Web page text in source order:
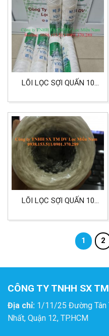
LÕI LỌC SỢI QUẤN 10
AQUA LỌC CÔNG
NGHIỆP, HÓA CHẤT XI
MẠ
LÕI LỌC SỢI QUẤN 10
NHIỆT VÀ ÁP SUẤT
1 2
CÔNG TY TNHH SX
Địa chỉ: 1/11/25 Đường Tân
Nhất, Quận 12, TP.HCM